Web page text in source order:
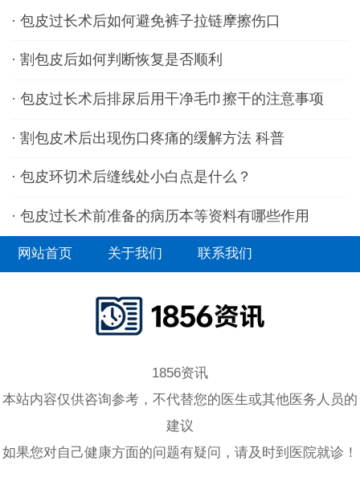
· 包皮过长术后如何避免裤子拉链摩擦伤口
· 割包皮后如何判断恢复是否顺利
· 包皮过长术后排尿后用干净毛巾擦干的注意事项
· 割包皮术后出现伤口疼痛的缓解方法 科普
· 包皮环切术后缝线处小白点是什么？
· 包皮过长术前准备的病历本等资料有哪些作用
网站首页 关于我们 联系我们
1856资讯
本站内容仅供咨询参考，不代替您的医生或其他医务人员的
建议
如果您对自己健康方面的问题有疑问，请及时到医院就诊！